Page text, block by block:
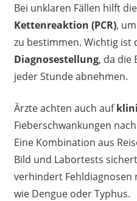
Bei unklaren Fällen hilft die
Kettenreaktion (PCR),
zu bestimmen. Wichtig ist
Diagnosestellung, da die
jeder Stunde abnehmen.
Ärzte achten auch auf
Fieberschwankungen
Eine Kombination aus
Bild und Labortests
verhindert Fehldiagnosen
wie Dengue oder Typhus.